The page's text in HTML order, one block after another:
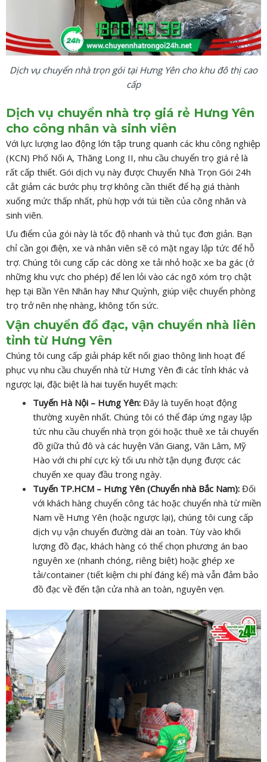
Dịch vụ chuyển nhà trọn gói tại Hưng Yên cho khu đô thị cao
cấp
Dịch vụ chuyển nhà trọ giá rẻ Hưng Yên
cho công nhân và sinh viên
Với lực lượng lao động lớn tập trung quanh các khu công nghiệp
(KCN) Phố Nối A, Thăng Long II, nhu cầu chuyển trọ giá rẻ là
rất cấp thiết. Gói dịch vụ này được Chuyển Nhà Trọn Gói 24h
cắt giảm các bước phụ trợ không cần thiết để hạ giá thành
xuống mức thấp nhất, phù hợp với túi tiền của công nhân và
sinh viên.
Ưu điểm của gói này là tốc độ nhanh và thủ tục đơn giản. Bạn
chỉ cần gọi điện, xe và nhân viên sẽ có mặt ngay lập tức để hỗ
trợ. Chúng tôi cung cấp các dòng xe tải nhỏ hoặc xe ba gác (ở
những khu vực cho phép) để len lỏi vào các ngõ xóm trọ chật
hẹp tại Bần Yên Nhân hay Như Quỳnh, giúp việc chuyển phòng
trọ trở nên nhẹ nhàng, không tốn sức.
Vận chuyển đồ đạc, vận chuyển nhà liên
tỉnh từ Hưng Yên
Chúng tôi cung cấp giải pháp kết nối giao thông linh hoạt để
phục vụ nhu cầu chuyển nhà từ Hưng Yên đi các tỉnh khác và
ngược lại, đặc biệt là hai tuyến huyết mạch:
Tuyến Hà Nội – Hưng Yên: Đây là tuyến hoạt động
thường xuyên nhất. Chúng tôi có thể đáp ứng ngay lập
tức nhu cầu chuyển nhà trọn gói hoặc thuê xe tải chuyển
đồ giữa thủ đô và các huyện Văn Giang, Văn Lâm, Mỹ
Hào với chi phí cực kỳ tối ưu nhờ tận dụng được các
chuyến xe quay đầu trong ngày.
Tuyến TP.HCM – Hưng Yên (Chuyển nhà Bắc Nam): Đối
với khách hàng chuyển công tác hoặc chuyển nhà từ miền
Nam về Hưng Yên (hoặc ngược lại), chúng tôi cung cấp
dịch vụ vận chuyển đường dài an toàn. Tùy vào khối
lượng đồ đạc, khách hàng có thể chọn phương án bao
nguyên xe (nhanh chóng, riêng biệt) hoặc ghép xe
tải/container (tiết kiệm chi phí đáng kể) mà vẫn đảm bảo
đồ đạc về đến tận cửa nhà an toàn, nguyên vẹn.